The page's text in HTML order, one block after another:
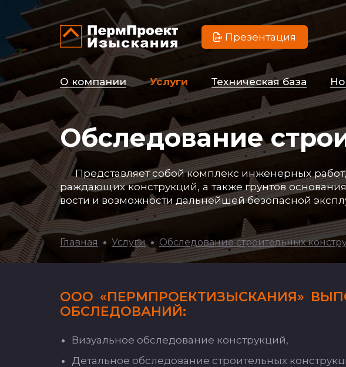
Презентация
О ком­па­нии Ус­лу­ги Тех­ни­чес­кая ба­за
Обследование
Пред­став­ля­ет со­бой ком­плекс ин­же­нер­ных
раж­да­ющих конс­трук­ций, а так­же грун­тов
вос­ти и воз­мож­нос­ти даль­ней­шей бе­зо­пас­ной
Главная Услуги Обследование строительных
О­ОО «ПЕРМ­ПРО­ЕК­ТИ­ЗЫС­КА­НИЯ»
ОБ­СЛЕ­ДО­ВА­НИЙ:
Ви­зу­аль­ное об­сле­до­ва­ние конс­трук­ций,
Де­таль­ное об­сле­до­ва­ние стро­итель­ных